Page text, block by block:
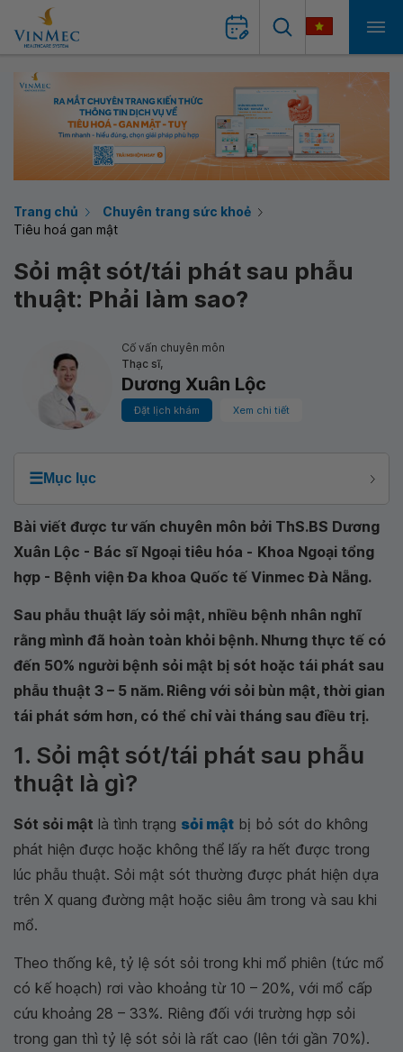
Trang chủ
Chuyên trang sức khoẻ
Tiêu hoá gan mật
Sỏi mật sót/tái phát sau phẫu
thuật: Phải làm sao?
Cố vấn chuyên môn
Thạc sĩ,
Dương Xuân Lộc
Đặt lịch khám Xem chi tiết
☰Mục lục
Bài viết được tư vấn chuyên môn bởi ThS.BS Dương
Xuân Lộc - Bác sĩ Ngoại tiêu hóa - Khoa Ngoại tổng
hợp - Bệnh viện Đa khoa Quốc tế Vinmec Đà Nẵng.
Sau phẫu thuật lấy sỏi mật, nhiều bệnh nhân nghĩ
rằng mình đã hoàn toàn khỏi bệnh. Nhưng thực tế có
đến 50% người bệnh sỏi mật bị sót hoặc tái phát sau
phẫu thuật 3 – 5 năm. Riêng với sỏi bùn mật, thời gian
tái phát sớm hơn, có thể chỉ vài tháng sau điều trị.
1. Sỏi mật sót/tái phát sau phẫu
thuật là gì?
Sót sỏi mật là tình trạng sỏi mật bị bỏ sót do không
phát hiện được hoặc không thể lấy ra hết được trong
lúc phẫu thuật. Sỏi mật sót thường được phát hiện dựa
trên X quang đường mật hoặc siêu âm trong và sau khi
mổ.
Theo thống kê, tỷ lệ sót sỏi trong khi mổ phiên (tức mổ
có kế hoạch) rơi vào khoảng từ 10 – 20%, với mổ cấp
cứu khoảng 28 – 33%. Riêng đối với trường hợp sỏi
trong gan thì tỷ lệ sót sỏi là rất cao (lên tới gần 70%).